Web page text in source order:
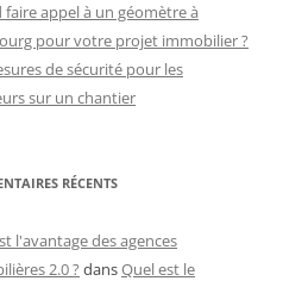
faire appel à un géomètre à
pour votre projet immobilier ?
de sécurité pour les
sur un chantier
RÉCENTS
l'avantage des agences
2.0 ? dansQuel est le